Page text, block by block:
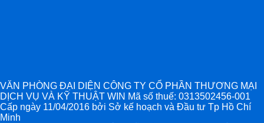
VĂN PHÒNG ĐẠI DIỆN CÔNG TY CỔ PHẦN THƯƠNG MẠI
DỊCH VỤ VÀ KỸ THUẬT WIN Mã số thuế: 0313502456-001
Cấp ngày 11/04/2016 bởi Sở kế hoạch và Đầu tư Tp Hồ Chí
Minh